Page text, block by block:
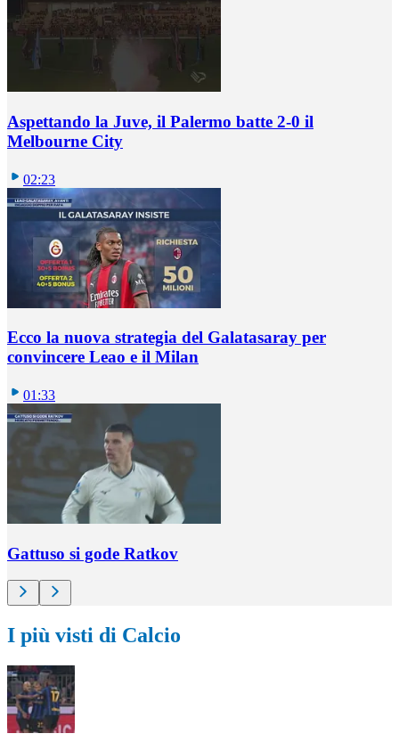
Aspettando la Juve, il Palermo batte 2-0 il
Melbourne City
02:23
Ecco la nuova strategia del Galatasaray per
convincere Leao e il Milan
01:33
Gattuso si gode Ratkov
I più visti di Calcio